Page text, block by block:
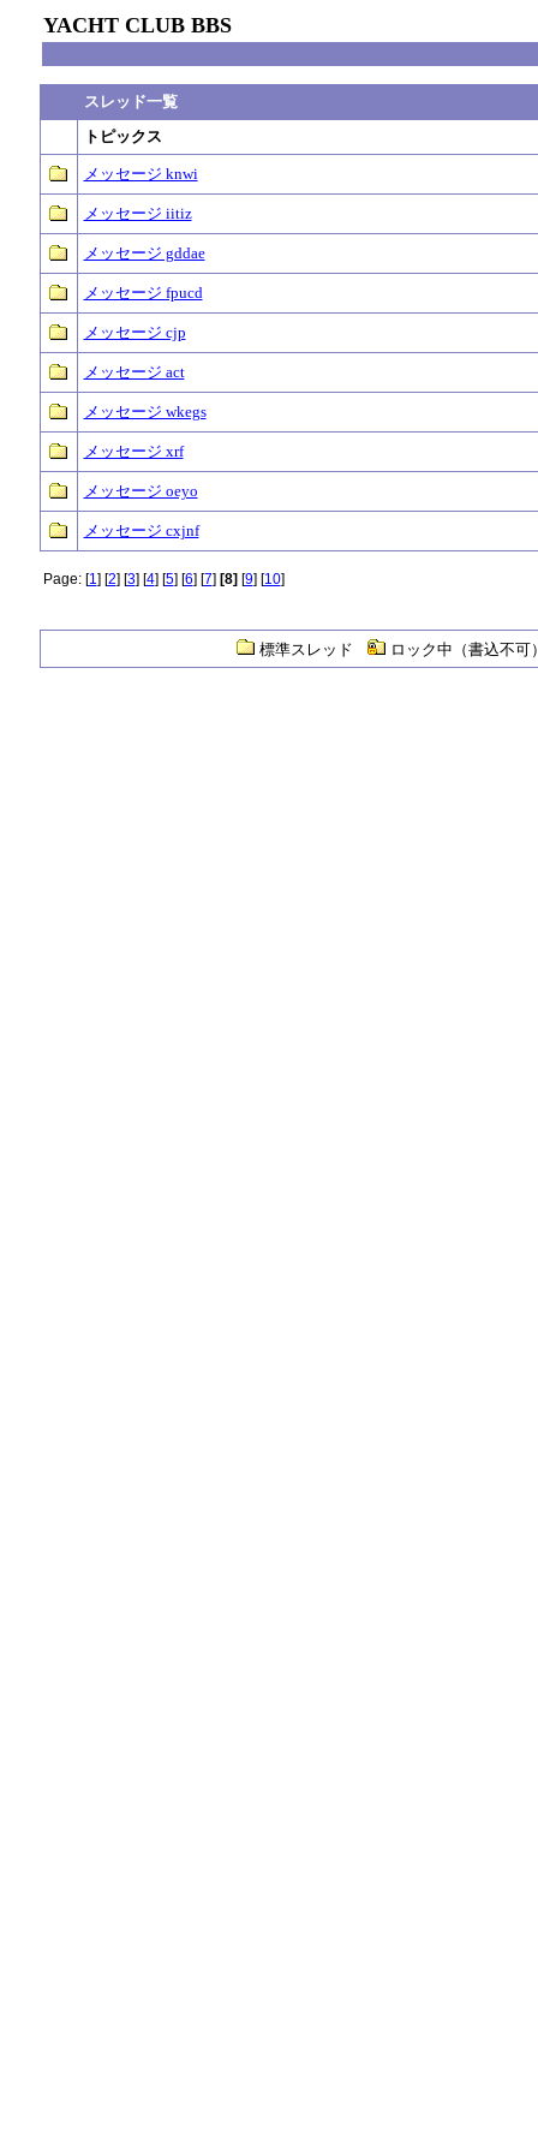
YACHT CLUB BBS
スレッド一覧
トピックス
メッセージ knwi
メッセージ iitiz
メッセージ gddae
メッセージ fpucd
メッセージ cjp
メッセージ act
メッセージ wkegs
メッセージ xrf
メッセージ oeyo
メッセージ cxjnf
Page: [1] [2] [3] [4] [5] [6] [7] [8] [9] [10]
標準スレッド ロック中（書込不